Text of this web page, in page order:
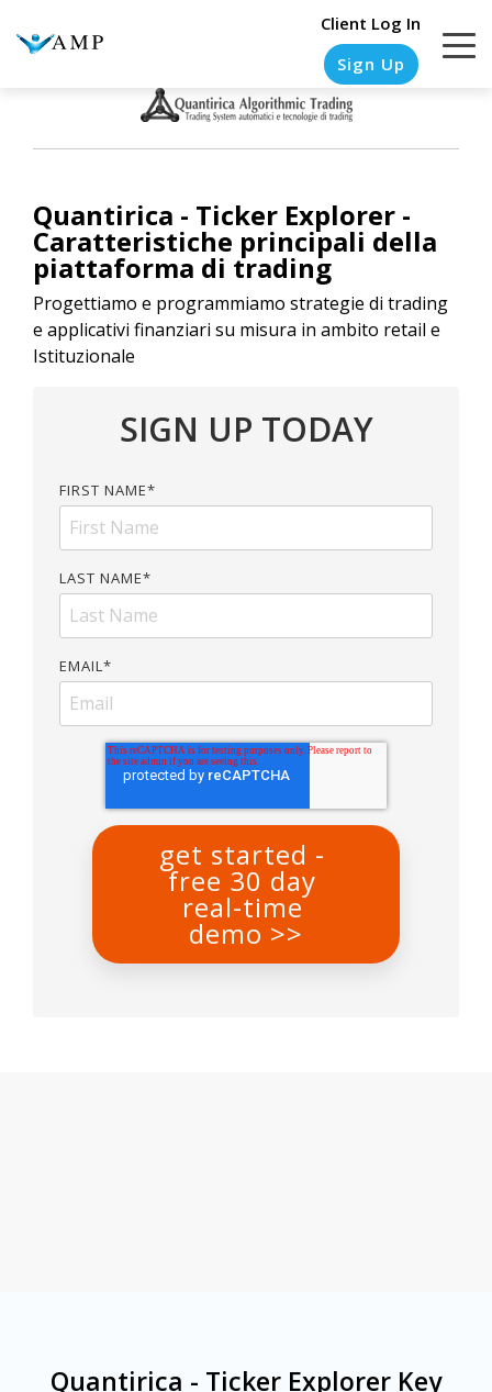
Client Log In
Sign Up
HEADLINE
Testing
1
Testing
2
HEADLINE
Testing
1
Testing
3
HEADLINE
Testing
1
Testing
3
HEADLINE
Testing
Testing
Quantirica - Ticker Explorer -
Caratteristiche principali della
piattaforma di trading
Progettiamo e programmiamo strategie di trading
e applicativi finanziari su misura in ambito retail e
Istituzionale
SIGN UP TODAY
FIRST NAME*
LAST NAME*
EMAIL*
Quantirica - Ticker Explorer Key